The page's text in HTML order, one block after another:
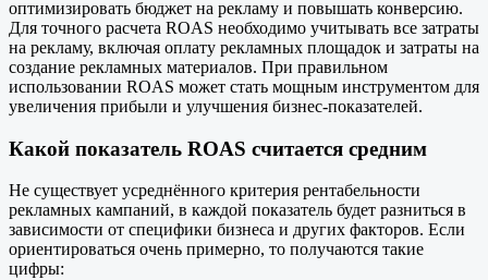
оптимизировать бюджет на рекламу и повышать конверсию.
Для точного расчета ROAS необходимо учитывать все затраты
на рекламу, включая оплату рекламных площадок и затраты на
создание рекламных материалов. При правильном
использовании ROAS может стать мощным инструментом для
увеличения прибыли и улучшения бизнес-показателей.
Какой показатель ROAS считается средним
Не существует усреднённого критерия рентабельности
рекламных кампаний, в каждой показатель будет разниться в
зависимости от специфики бизнеса и других факторов. Если
ориентироваться очень примерно, то получаются такие
цифры: